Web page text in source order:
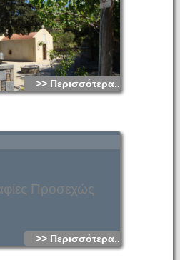
>> Περισσότερα...
Προσεχώς
>> Περισσότερα...